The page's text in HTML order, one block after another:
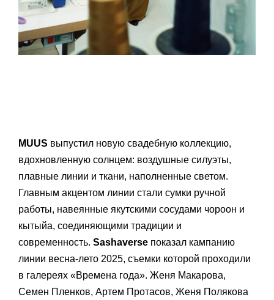
MUUS выпустил новую свадебную коллекцию,
вдохновленную солнцем: воздушные силуэты,
плавные линии и ткани, наполненные светом.
Главным акцентом линии стали сумки ручной
работы, навеянные якутскими сосудами чороон и
кытыйа, соединяющими традиции и
современность. Sashaverse показал кампанию
линии весна-лето 2025, съемки которой проходили
в галереях «Времена года». Женя Макарова,
Семен Пленков, Артем Протасов, Женя Полякова